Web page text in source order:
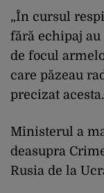
„În cursul
fără echipaj
de focul
care păzeau
precizat acesta.
Ministerul a
deasupra
Rusia de la